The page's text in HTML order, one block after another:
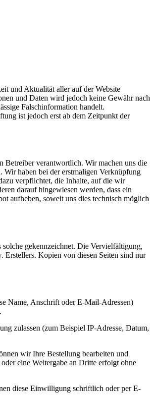
und Aktualität aller auf der Website
und Daten wird jedoch keine Gewähr nach
Falschinformation handelt.
ist jedoch erst ab dem Zeitpunkt der
Betreiber verantwortlich. Wir machen uns die
haben bei der erstmaligen Verknüpfung
verpflichtet, die Inhalte, auf die wir
darauf hingewiesen werden, dass ein
aufheben, soweit uns dies technisch möglich
gekennzeichnet. Die Vervielfältigung,
Erstellers. Kopien von diesen Seiten sind nur
Name, Anschrift oder E-Mail-Adressen)
zulassen (zum Beispiel IP-Adresse, Datum,
wir Ihre Bestellung bearbeiten und
eine Weitergabe an Dritte erfolgt ohne
diese Einwilligung schriftlich oder per E-